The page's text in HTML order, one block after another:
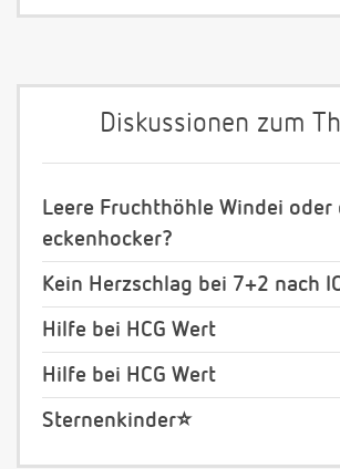
Diskussionen zum
Leere Fruchthöhle Windei oder
eckenhocker?
Kein Herzschlag bei 7+2 nach
Hilfe bei HCG Wert
Hilfe bei HCG Wert
Sternenkinder⭐️